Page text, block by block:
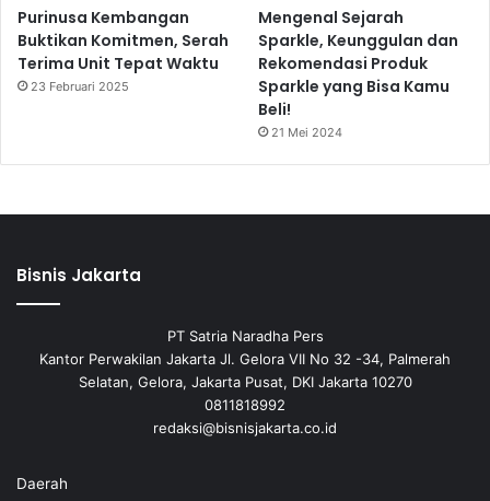
Purinusa Kembangan
Buktikan Komitmen, Serah
Terima Unit Tepat Waktu
23 Februari 2025
Mengenal Sejarah
Sparkle, Keunggulan dan
Rekomendasi Produk
Sparkle yang Bisa Kamu
Beli!
21 Mei 2024
Bisnis Jakarta
PT Satria Naradha Pers
Kantor Perwakilan Jakarta Jl. Gelora VII No 32 -34, Palmerah
Selatan, Gelora, Jakarta Pusat, DKI Jakarta 10270
0811818992
redaksi@bisnisjakarta.co.id
Daerah